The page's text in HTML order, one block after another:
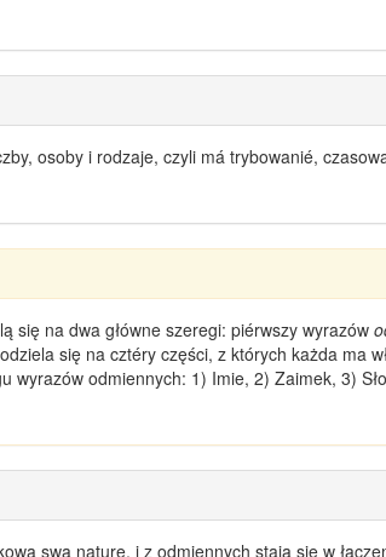
osoby i rodzaje, czyli má trybowanié,
się na dwa główne szeregi: piérwszy wyrazów
się na cztéry części, z których każda ma
wyrazów odmiennych: 1) Imie, 2) Zaimek, 3)
swą naturę, i zodmiennych stają się w